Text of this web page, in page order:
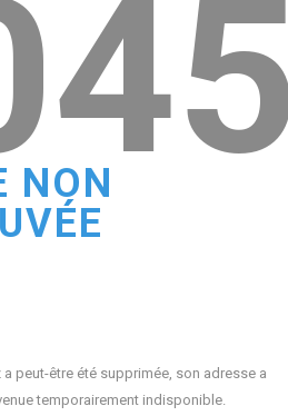
NON
peut-être été supprimée, son adresse a
temporairement indisponible.